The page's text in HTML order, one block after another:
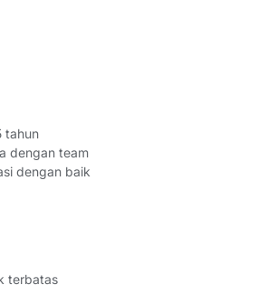
tahun
dengan team
dengan baik
terbatas